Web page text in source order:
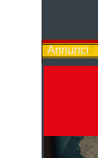
Annunci